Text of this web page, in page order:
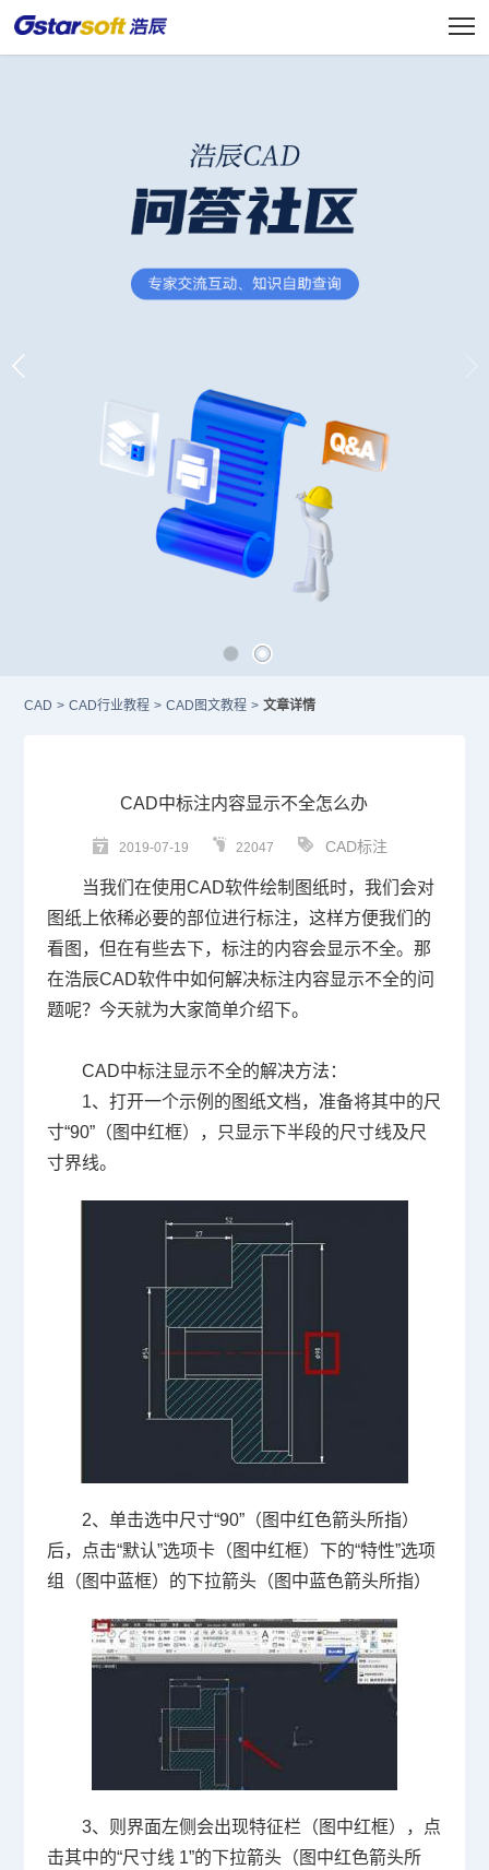
CAD > CAD行业教程 > CAD图文教程 > 文章详情
CAD中标注内容显示不全怎么办
2019-07-19 22047 CAD标注
当我们在使用CAD软件绘制图纸时，我们会对
图纸上依稀必要的部位进行标注，这样方便我们的
看图，但在有些去下，标注的内容会显示不全。那
在浩辰CAD软件中如何解决标注内容显示不全的问
题呢？今天就为大家简单介绍下。
CAD中标注显示不全的解决方法：
1、打开一个示例的图纸文档，准备将其中的尺
寸“90”（图中红框），只显示下半段的尺寸线及尺
寸界线。
2、单击选中尺寸“90”（图中红色箭头所指）
后，点击“默认”选项卡（图中红框）下的“特性”选项
组（图中蓝框）的下拉箭头（图中蓝色箭头所指）
3、则界面左侧会出现特征栏（图中红框），点
击其中的“尺寸线1”的下拉箭头（图中红色箭头所